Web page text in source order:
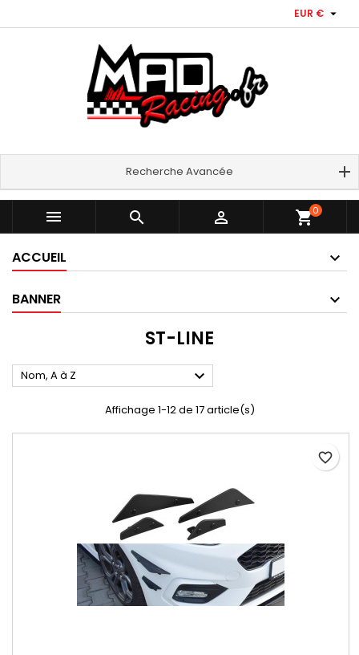
EUR € 
Recherche Avancée
   shopping_cart0
ACCUEIL
BANNER
ST-LINE
Nom, A à Z 
Affichage 1-12 de 17 article(s)
favorite_border